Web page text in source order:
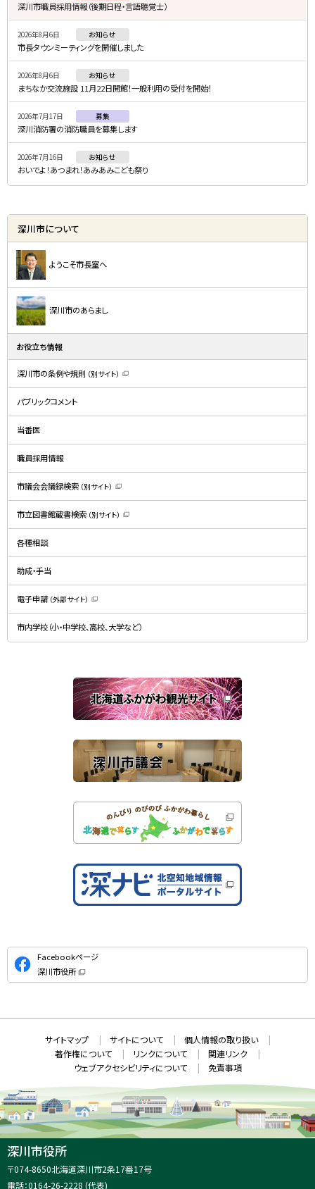
・
メ
ニ
ュ
ー
深川市職員採用情報（後期日程・言語聴覚士）
2026年8月6日 お知らせ
市長タウンミーティングを開催しました
2026年8月6日 お知らせ
まちなか交流施設 11月22日開館！一般利用の受付を開始！
2026年7月17日 募集
深川消防署の消防職員を募集します
2026年7月16日 お知らせ
おいでよ！あつまれ！あみあみこども祭り
深川市について
ようこそ市長室へ
深川市のあらまし
お役立ち情報
深川市の条例や規則 （別サイト）
新
ン
で
す
）
パブリックコメント
当番医
職員採用情報
市議会会議録検索 （別サイト）
新
規
ウ
ン
で
す
市立図書館蔵書検索 （別サイト）
新
ン
で
す
）
各種相談
助成・手当
電子申請 （外部サイト）
新
規
ウ
ン
開
き
ま
す
）
市内学校（小・中学校、高校、大学など）
公
式
S
Facebookページ
深川市役所
（
ン
で
開
き
ま
す
メ
ニ
ュ
ー
報
サイトマップ サイトについて
個人情報の取り扱い
著作権について
リンクについて
関連リンク
ウェブアクセシビリティについて
免責事項
深川市役所
住
所
〒074-8650北海道深川市2条17番17号
電話：0164-26-2228 (代表)